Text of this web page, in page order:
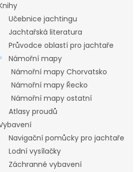
Učebnice jachtingu
Jachtařská literatura
Průvodce oblastí pro jachtaře
Námořní mapy
Námořní mapy Chorvatsko
Námořní mapy Řecko
Námořní mapy ostatní
Atlasy proudů
Navigační pomůcky pro jachtaře
Lodní vysílačky
Záchranné vybavení